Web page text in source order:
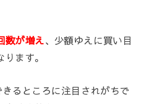
数が増え、少額ゆえに買い目
ます。
るところに注目されがちで